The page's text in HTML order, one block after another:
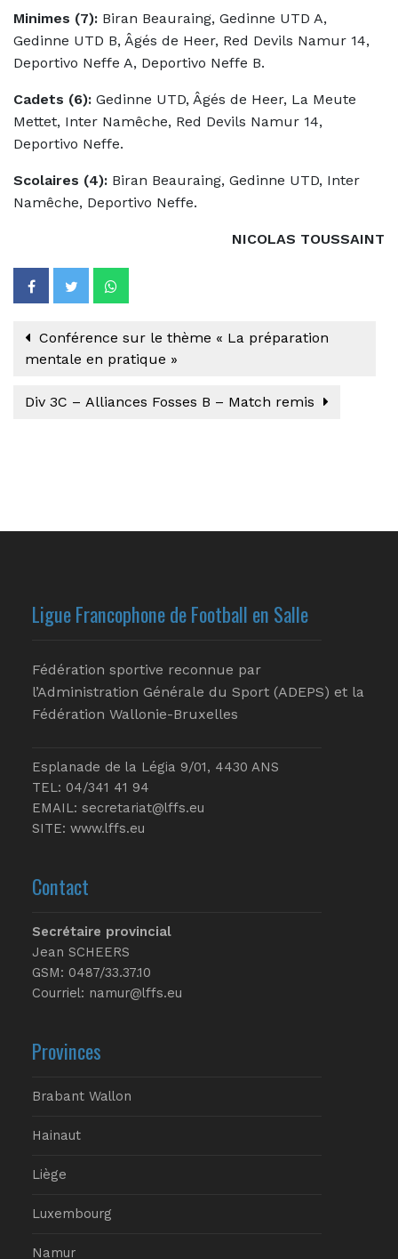
Minimes (7): Biran Beauraing, Gedinne UTD A,
Gedinne UTD B, Âgés de Heer, Red Devils Namur 14,
Deportivo Neffe A, Deportivo Neffe B.
Cadets (6): Gedinne UTD, Âgés de Heer, La Meute
Mettet, Inter Namêche, Red Devils Namur 14,
Deportivo Neffe.
Scolaires (4): Biran Beauraing, Gedinne UTD, Inter
Namêche, Deportivo Neffe.
NICOLAS TOUSSAINT
Conférence sur le thème « La préparation
mentale en pratique »
Div 3C – Alliances Fosses B – Match remis
Ligue Francophone de Football en Salle
Fédération sportive reconnue par
l’Administration Générale du Sport (ADEPS) et la
Fédération Wallonie-Bruxelles
Esplanade de la Légia 9/01, 4430 ANS
TEL: 04/341 41 94
EMAIL: secretariat@lffs.eu
SITE: www.lffs.eu
Contact
Secrétaire provincial
Jean SCHEERS
GSM: 0487/33.37.10
Courriel: namur@lffs.eu
Provinces
Brabant Wallon
Hainaut
Liège
Luxembourg
Namur